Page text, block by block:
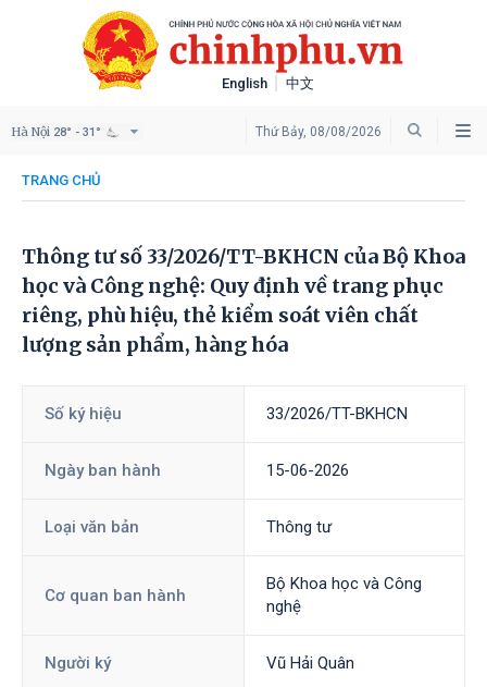
English 中文
Thứ Bảy, 08/08/2026
Hà Nội 28° - 31°
TRANG CHỦ
Thông tư số 33/2026/TT-BKHCN của Bộ Khoa
học và Công nghệ: Quy định về trang phục
riêng, phù hiệu, thẻ kiểm soát viên chất
lượng sản phẩm, hàng hóa
Số ký hiệu 33/2026/TT-BKHCN
Ngày ban hành 15-06-2026
Loại văn bản Thông tư
Cơ quan ban hành
Bộ Khoa học và Công
nghệ
Người ký Vũ Hải Quân